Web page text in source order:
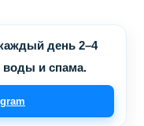
день 2–4
воды и спама.